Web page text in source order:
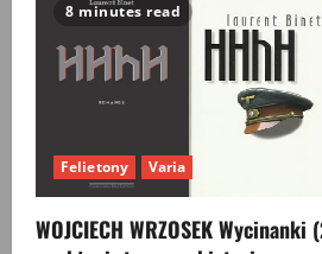
8 minutes read
Felietony Varia
WOJCIECH WRZOSEK